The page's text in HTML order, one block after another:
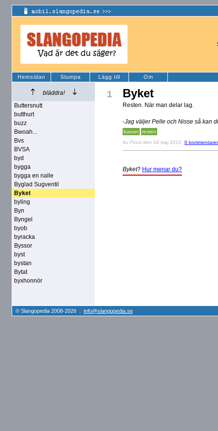
Hemsidan Slumpa Lägg till Om
bläddra!
Buttersnutt
butthurt
buzz
Bwoah...
Bvs
BVSA
byd
bygga
bygga en nalle
Byglad Sugventil
Byket
byling
Byn
Byngel
byob
byracka
Byssor
byst
bystan
Bytat
byxhonnör
1 Byket
Resten. När man delar lag.
-Jag väljer Pelle och Nisse så kan
basset resten
Av Fossi den 16 maj 2012 0 kommentarer
Byket? Hur menar du?
© Slangopedia 2008-2026 : info@slangopedia.se